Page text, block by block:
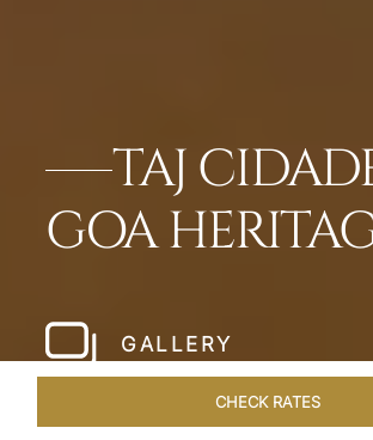
TAJ
GOA
GALLERY
CHECK RATES